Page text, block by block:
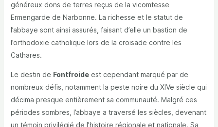
généreux dons de terres reçus de la vicomtesse
Ermengarde de Narbonne. La richesse et le statut de
l’abbaye sont ainsi assurés, faisant d’elle un bastion de
l’orthodoxie catholique lors de la croisade contre les
Cathares.
Le destin de Fontfroideest cependant marqué par de
nombreux défis, notamment la peste noire du XIVe siècle qui
décima presque entièrement sa communauté. Malgré ces
périodes sombres, l’abbaye a traversé les siècles, devenant
un témoin privilégié de l’histoire régionale et nationale. Sa